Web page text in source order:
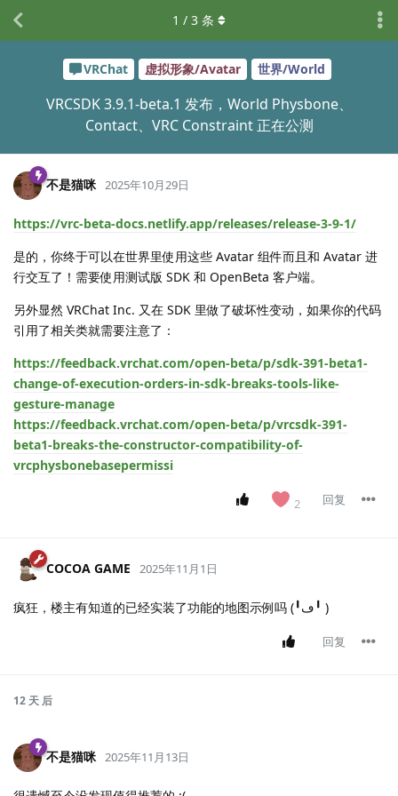
VRChat 虚拟形象/Avatar 世界/World
VRCSDK 3.9.1-beta.1 发布，World Physbone、
Contact、VRC Constraint 正在公测
1 / 3 条
不是猫咪 2025年10月29日
https://vrc-beta-docs.netlify.app/releases/release-3-9-1/
是的，你终于可以在世界里使用这些 Avatar 组件而且和 Avatar 进
行交互了！需要使用测试版 SDK 和 OpenBeta 客户端。
另外显然 VRChat Inc. 又在 SDK 里做了破坏性变动，如果你的代码
引用了相关类就需要注意了：
https://feedback.vrchat.com/open-beta/p/sdk-391-beta1-
change-of-execution-orders-in-sdk-breaks-tools-like-
gesture-manage
https://feedback.vrchat.com/open-beta/p/vrcsdk-391-
beta1-breaks-the-constructor-compatibility-of-
vrcphysbonebasepermissi
2 回复
COCOA GAME 2025年11月1日
疯狂，楼主有知道的已经实装了功能的地图示例吗 (╹ڡ╹ )
回复
12 天 后
不是猫咪 2025年11月13日